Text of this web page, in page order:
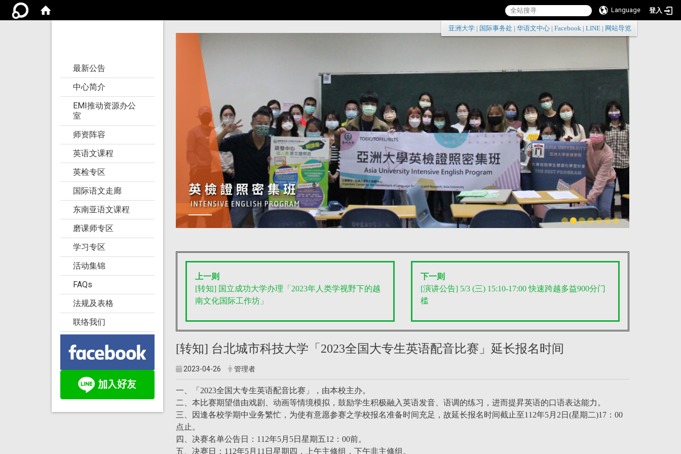
Language 登入
:::
亚洲大学 国际事务处 华语文中心 Facebook LINE 网站导览
最新公告
中心简介
EMI推动资源办公
室
师资阵容
英语文课程
英检专区
国际语文走廊
东南亚语文课程
磨课师专区
学习专区
活动集锦
FAQs
法规及表格
联络我们
上一则
[转知] 国立成功大学办理「2023年人类学视野下的越
南文化国际工作坊」
下一则
[演讲公告] 5/3 (三) 15:10-17:00 快速跨越多益900分门
槛
[转知] 台北城市科技大学「2023全国大专生英语配音比赛」延长报名时间
2023-04-26 管理者
一、「2023全国大专生英语配音比赛」，由本校主办。
二、本比赛期望借由戏剧、动画等情境模拟，鼓励学生积极融入英语发音、语调的练习，进而提昇英语的口语表达能力。
三、因逢各校学期中业务繁忙，为使有意愿参赛之学校报名准备时间充足，故延长报名时间截止至112年5月2日(星期二)17：00
点止。
四、决赛名单公告日：112年5月5日星期五12：00前。
五、决赛日：112年5月11日星期四，上午主修组，下午非主修组。